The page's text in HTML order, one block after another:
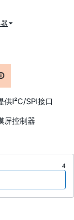
供I²C/SPI接口
屏控制器
4